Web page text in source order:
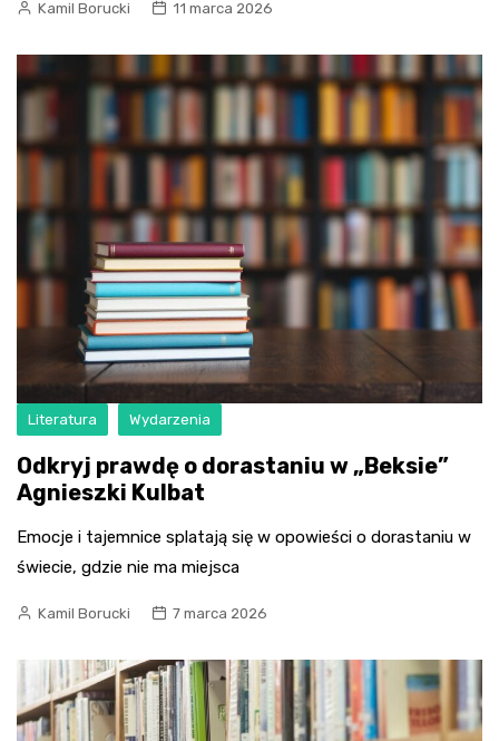
Kamil Borucki 11 marca 2026
Literatura Wydarzenia
Odkryj prawdę o dorastaniu w „Beksie”
Agnieszki Kulbat
Emocje i tajemnice splatają się w opowieści o dorastaniu w
świecie, gdzie nie ma miejsca
Kamil Borucki 7 marca 2026